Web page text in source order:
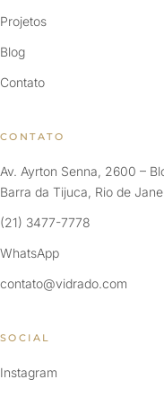
Projetos
Blog
Contato
CONTATO
Av. Ayrton Senna, 2600 –
Barra da Tijuca, Rio de
(21) 3477-7778
WhatsApp
contato@vidrado.com
SOCIAL
Instagram